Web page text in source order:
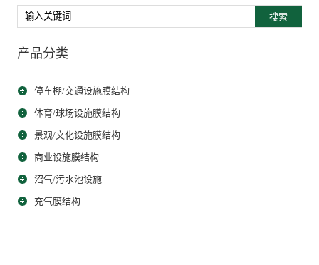
搜索
产品分类
停车棚/交通设施膜结构
体育/球场设施膜结构
景观/文化设施膜结构
商业设施膜结构
沼气/污水池设施
充气膜结构